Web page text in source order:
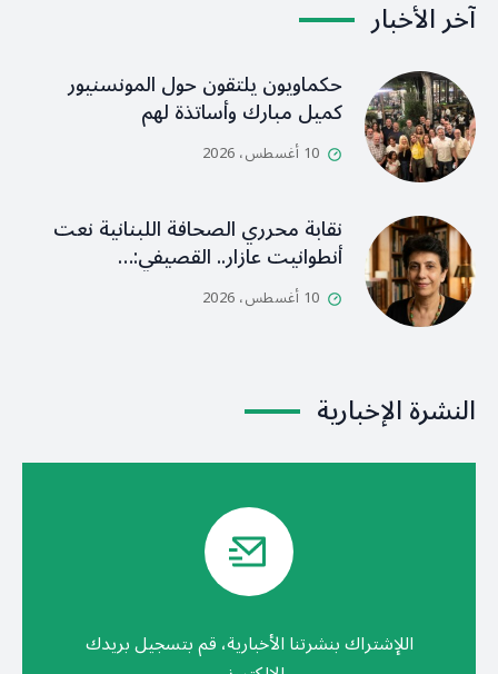
آخر الأخبار
حكماويون يلتقون حول المونسنيور
كميل مبارك وأساتذة لهم
10 أغسطس، 2026
نقابة محرري الصحافة اللبنانية نعت
أنطوانيت عازار.. القصيفي:…
10 أغسطس، 2026
النشرة الإخبارية
اللإشتراك بنشرتنا الأخبارية، قم بتسجيل بريدك